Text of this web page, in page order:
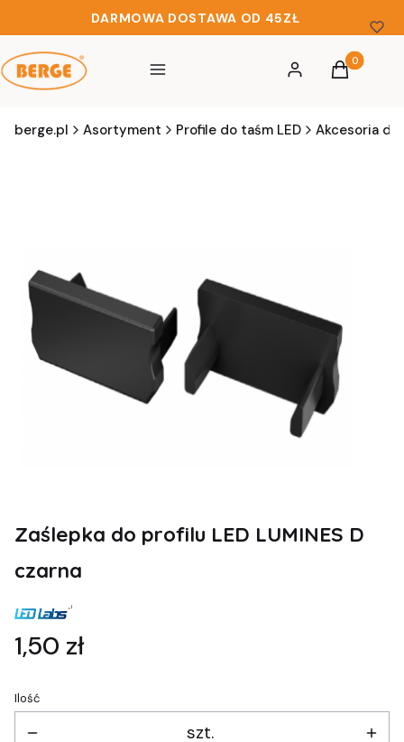
DARMOWA DOSTAWA OD 45ZŁ
Menu Zaloguj sięProdukty
Koszyk
berge.pl Asortyment Profile do taśm LED Akcesoria do
Zaślepka do profilu LED LUMINES D
czarna
Cena
1,50 zł
Ilość
szt.